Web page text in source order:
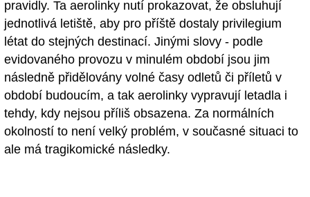
pravidly. Ta aerolinky nutí prokazovat, že obsluhují
jednotlivá letiště, aby pro příště dostaly privilegium
létat do stejných destinací. Jinými slovy - podle
evidovaného provozu v minulém období jsou jim
následně přidělovány volné časy odletů či příletů v
období budoucím, a tak aerolinky vypravují letadla i
tehdy, kdy nejsou příliš obsazena. Za normálních
okolností to není velký problém, v současné situaci to
ale má tragikomické následky.